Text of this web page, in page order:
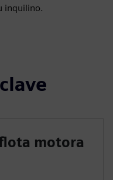
inquilino.
motora